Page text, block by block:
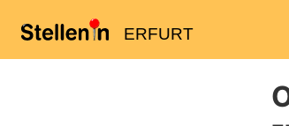
ERFURT